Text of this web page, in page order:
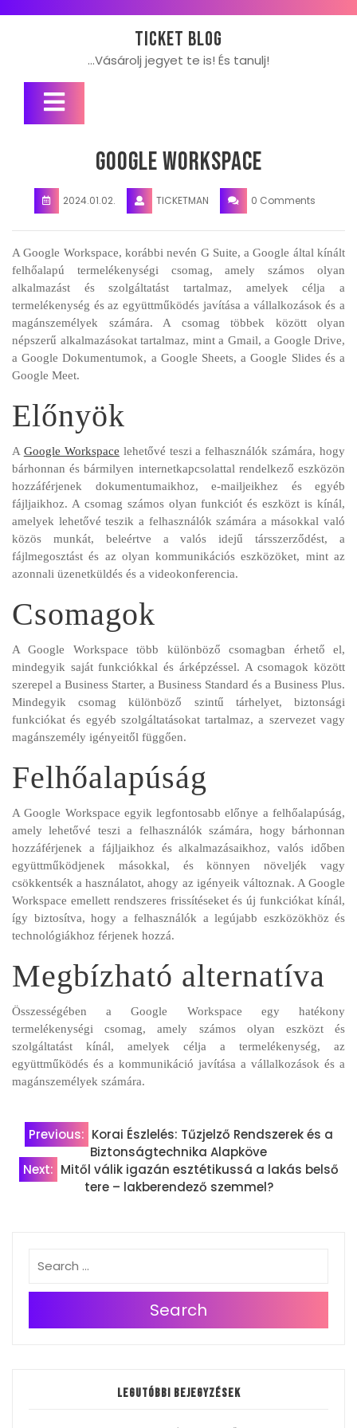
Ticket blog
…Vásárolj jegyet te is! És tanulj!
Open
Google Workspace
2024.01.02. TICKETMAN 0 Comments
A Google Workspace, korábbi nevén G Suite, a Google által kínált
felhőalapú termelékenységi csomag, amely számos olyan
alkalmazást és szolgáltatást tartalmaz, amelyek célja a
termelékenység és az együttműködés javítása a vállalkozások és a
magánszemélyek számára. A csomag többek között olyan
népszerű alkalmazásokat tartalmaz, mint a Gmail, a Google Drive,
a Google Dokumentumok, a Google Sheets, a Google Slides és a
Google Meet.
Előnyök
A Google Workspace lehetővé teszi a felhasználók számára, hogy
bárhonnan és bármilyen internetkapcsolattal rendelkező eszközön
hozzáférjenek dokumentumaikhoz, e-mailjeikhez és egyéb
fájljaikhoz. A csomag számos olyan funkciót és eszközt is kínál,
amelyek lehetővé teszik a felhasználók számára a másokkal való
közös munkát, beleértve a valós idejű társszerződést, a
fájlmegosztást és az olyan kommunikációs eszközöket, mint az
azonnali üzenetküldés és a videokonferencia.
Csomagok
A Google Workspace több különböző csomagban érhető el,
mindegyik saját funkciókkal és árképzéssel. A csomagok között
szerepel a Business Starter, a Business Standard és a Business Plus.
Mindegyik csomag különböző szintű tárhelyet, biztonsági
funkciókat és egyéb szolgáltatásokat tartalmaz, a szervezet vagy
magánszemély igényeitől függően.
Felhőalapúság
A Google Workspace egyik legfontosabb előnye a felhőalapúság,
amely lehetővé teszi a felhasználók számára, hogy bárhonnan
hozzáférjenek a fájljaikhoz és alkalmazásaikhoz, valós időben
együttműködjenek másokkal, és könnyen növeljék vagy
csökkentsék a használatot, ahogy az igényeik változnak. A Google
Workspace emellett rendszeres frissítéseket és új funkciókat kínál,
így biztosítva, hogy a felhasználók a legújabb eszközökhöz és
technológiákhoz férjenek hozzá.
Megbízható alternatíva
Összességében a Google Workspace egy hatékony
termelékenységi csomag, amely számos olyan eszközt és
szolgáltatást kínál, amelyek célja a termelékenység, az
együttműködés és a kommunikáció javítása a vállalkozások és a
magánszemélyek számára.
Bejegyzés
navigáció
Previous: Korai Észlelés: Tűzjelző Rendszerek és a
Biztonságtechnika Alapköve
Next: Mitől válik igazán esztétikussá a lakás belső
tere – lakberendező szemmel?
Search
Legutóbbi bejegyzések